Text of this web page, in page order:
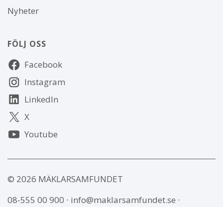
Nyheter
FÖLJ OSS
Följ
oss Facebook
Instagram
LinkedIn
X
Youtube
© 2026 MÄKLARSAMFUNDET
08-555 00 900 ∙ info@maklarsamfundet.se ∙